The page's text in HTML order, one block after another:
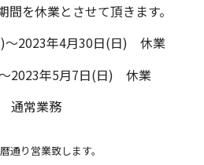
を休業とさせて頂きます。
～2023年4月30日(日) 休業
2023年5月7日(日) 休業
通常業務
通り営業致します。